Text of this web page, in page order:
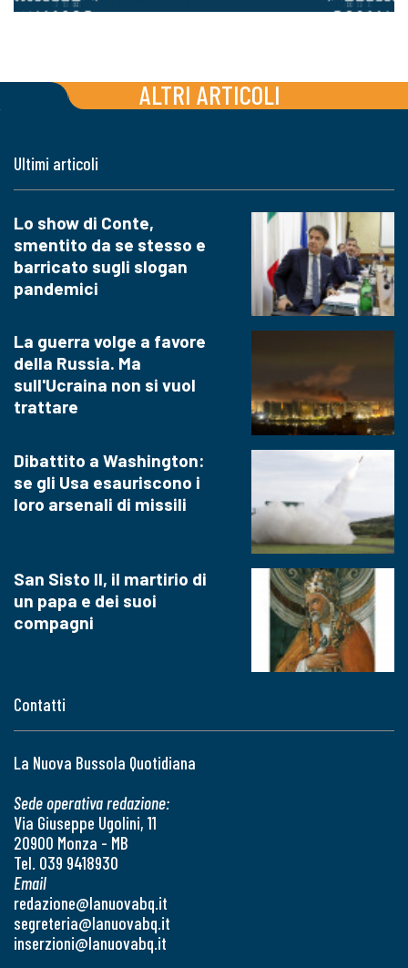
ALTRI ARTICOLI
Contatti
La Nuova Bussola Quotidiana
Sede operativa redazione:
Via Giuseppe Ugolini, 11
20900 Monza - MB
Tel. 039 9418930
Email
redazione@lanuovabq.it
segreteria@lanuovabq.it
inserzioni@lanuovabq.it
Ultimi articoli
Lo show di Conte,
smentito da se stesso e
barricato sugli slogan
pandemici
La guerra volge a favore
della Russia. Ma
sull'Ucraina non si vuol
trattare
Dibattito a Washington:
se gli Usa esauriscono i
loro arsenali di missili
San Sisto II, il martirio di
un papa e dei suoi
compagni